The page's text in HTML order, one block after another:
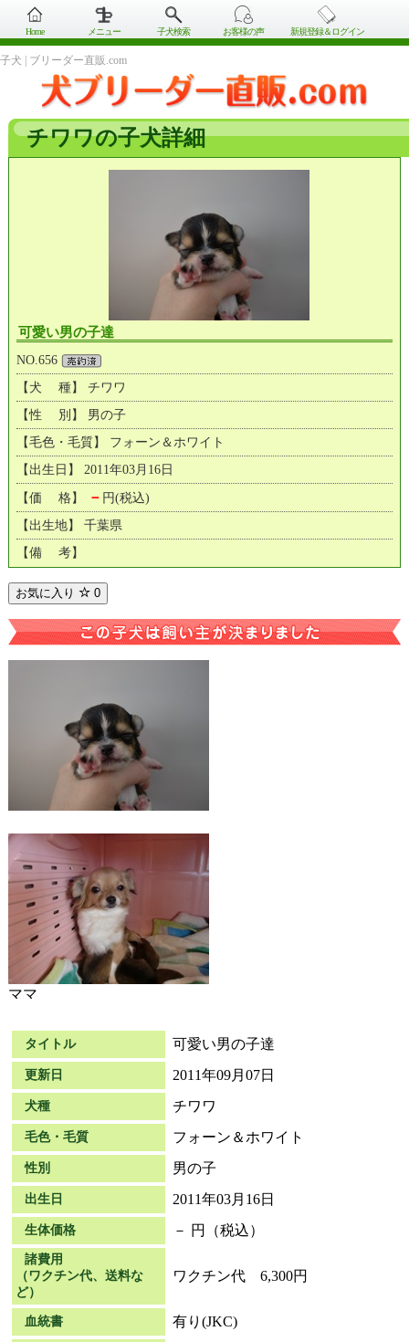
Home メニュー 子犬検索 お客様の声 新規登録＆ログイン
子犬 | ブリーダー直販.com
チワワの子犬詳細
可愛い男の子達
NO.656
【犬 種】 チワワ
【性 別】 男の子
【毛色・毛質】 フォーン＆ホワイト
【出生日】 2011年03月16日
【価 格】 － 円(税込)
【出生地】 千葉県
【備 考】
お気に入り 0
ママ
タイトル 可愛い男の子達
更新日 2011年09月07日
犬種 チワワ
毛色・毛質 フォーン＆ホワイト
性別 男の子
出生日 2011年03月16日
生体価格 － 円（税込）
諸費用
（ワクチン代、送料な
ど）
ワクチン代 6,300円
血統書 有り(JKC)